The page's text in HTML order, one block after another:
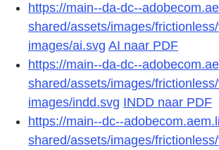
https://main--da-dc--
shared/assets/images/
images/ai.svg AI naar PDF
https://main--da-dc--
shared/assets/images/
images/indd.svg INDD naar PDF
https://main--dc--
shared/assets/images/